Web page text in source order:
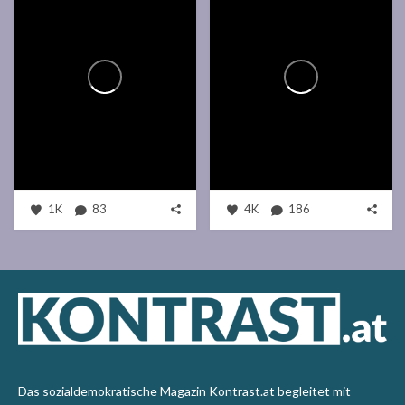
1K 83 4K 186
Das sozialdemokratische Magazin Kontrast.at begleitet mit